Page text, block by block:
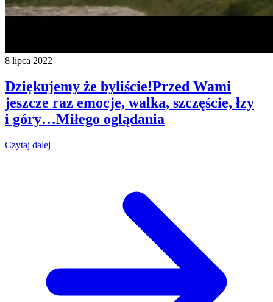
8 lipca 2022
Dziękujemy że byliście!Przed Wami
jeszcze raz emocje, walka, szczęście, łzy
i góry…Miłego oglądania
Czytaj dalej